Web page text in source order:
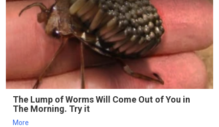
The Lump of Worms Will Come Out of You in
The Morning. Try it
More